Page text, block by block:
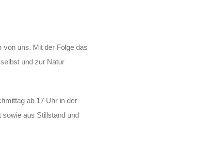
von uns. Mit der Folge das
und zur Natur
ab 17 Uhr in der
aus Stillstand und